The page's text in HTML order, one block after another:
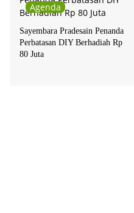
Agenda
Sayembara Pradesain Penanda
Perbatasan DIY Berhadiah Rp
80 Juta